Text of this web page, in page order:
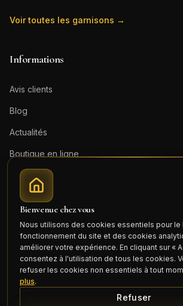
Voir toutes les garnisons →
Informations
Avis clients
Blog
Actualités
Boutique en ligne
Contact
Mentions légales
Connexion
Bienvenue chez vous
Nous utilisons des cookies essentiels pour le
fonctionnement du site et des cookies
améliorer votre expérience. En cliquant sur «
consentez à l'utilisation de tous les cookies.
refuser les cookies non essentiels à tout
plus.
Refuser